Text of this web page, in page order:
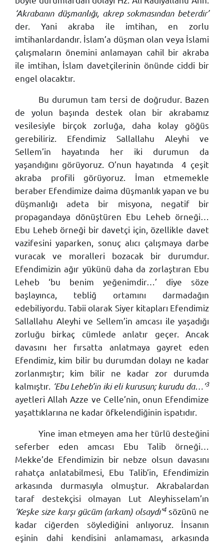
‘Akrabanın düşmanlığı, akrep sokmasından beterdir’
der. Yani akraba ile imtihan, en zorlu
imtihanlardandır. İslam’a düşman olan veya İslami
çalışmaların önemini anlamayan cahil bir akraba
ile imtihan, İslam davetçilerinin önünde ciddi bir
engel olacaktır.
Bu durumun tam tersi de doğrudur. Bazen
de yolun başında destek olan bir akrabamız
vesilesiyle birçok zorluğa, daha kolay göğüs
gerebiliriz. Efendimiz Sallallahu Aleyhi ve
Sellem’in hayatında her iki durumun da
yaşandığını görüyoruz. O’nun hayatında
4 çeşit
akraba profili görüyoruz. İman etmemekle
beraber Efendimize daima düşmanlık yapan ve bu
düşmanlığı adeta bir misyona, negatif bir
propagandaya dönüştüren Ebu Leheb örneği…
Ebu Leheb örneği bir davetçi için, özellikle davet
vazifesini yaparken, sonuç alıcı çalışmaya darbe
vuracak ve moralleri bozacak bir durumdur.
Efendimizin ağır yükünü daha da zorlaştıran Ebu
Leheb ‘bu benim yeğenimdir…’ diye söze
başlayınca, tebliğ ortamını darmadağın
edebiliyordu. Tabii olarak Siyer kitapları Efendimiz
Sallallahu Aleyhi ve Sellem’in amcası ile yaşadığı
zorluğu birkaç cümlede anlatır geçer. Ancak
davasını her fırsatta anlatmaya gayret eden
Efendimiz, kim bilir bu durumdan dolayı ne kadar
zorlanmıştır; kim bilir ne kadar zor durumda
kalmıştır. ‘Ebu Leheb’in iki eli kurusun; kurudu da…’3
ayetleri Allah Azze ve Celle’nin, onun Efendimize
yaşattıklarına ne kadar öfkelendiğinin ispatıdır.
Yine iman etmeyen ama her türlü desteğini
seferber eden amcası Ebu Talib örneği…
Mekke’de Efendimizin bir nebze olsun davasını
rahatça anlatabilmesi, Ebu Talib’in, Efendimizin
arkasında durmasıyla olmuştur. Akrabalardan
taraf destekçisi olmayan Lut Aleyhisselam’ın
‘Keşke size karşı gücüm (arkam) olsaydı’4sözünü ne
kadar ciğerden söylediğini anlıyoruz. İnsanın
eşinin dahi kendisini anlamaması, arkasında